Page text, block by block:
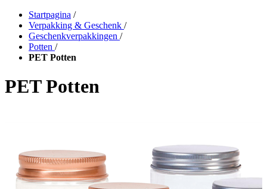
Startpagina /
Verpakking & Geschenk /
Geschenkverpakkingen /
Potten /
PET Potten
PET Potten